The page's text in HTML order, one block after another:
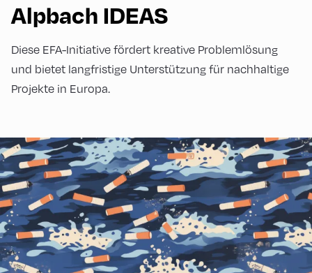
Alpbach IDEAS
Diese EFA-Initiative fördert kreative Problemlösung
und bietet langfristige Unterstützung für nachhaltige
Projekte in Europa.